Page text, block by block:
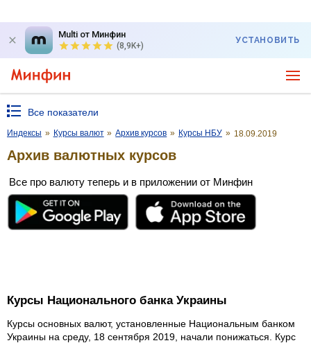
Multi от Минфин
(8,9K+)
УСТАНОВИТЬ
Все показатели
Индексы » Курсы валют » Архив курсов » Курсы НБУ » 18.09.2019
Архив валютных курсов
Все про валюту теперь и в приложении от Минфин
Курсы Национального банка Украины
Курсы основных валют, установленные Национальным банком
Украины на среду, 18 сентября 2019, начали понижаться. Курс